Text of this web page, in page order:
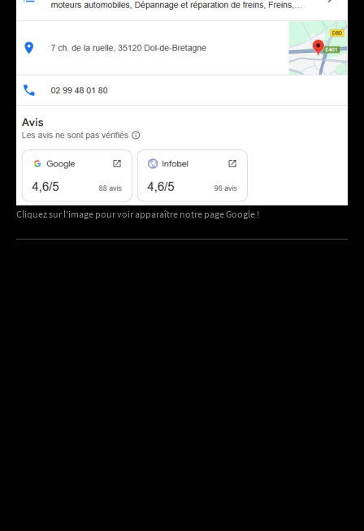
Cliquez sur l'image pour voir apparaître notre page Google !